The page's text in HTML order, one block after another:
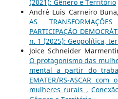
(2021): Gênero e Território
André Luis Carneiro
AS
PARTICIPAÇÃO
n. 1 (2025): Geopolítica,
Joice Schneider
O protagonismo das
mental a partir do
EMATER/RS-ASCAR
mulheres rurais ,